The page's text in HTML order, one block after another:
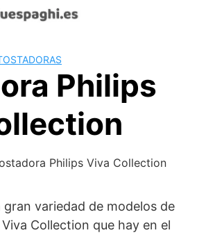
Philips
Philips Viva Collection
gran variedad de modelos de
Collection que hay en el